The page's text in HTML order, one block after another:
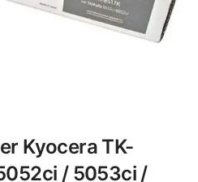
Kyocera TK-
/ 5053ci /